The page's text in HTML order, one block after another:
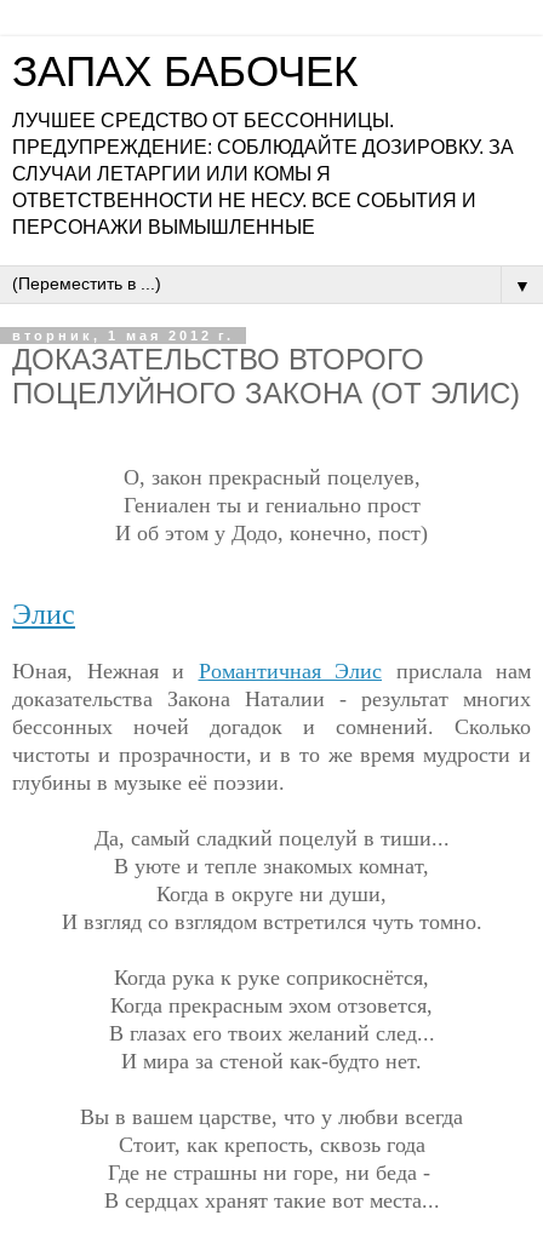
ЗАПАХ БАБОЧЕК
ЛУЧШЕЕ СРЕДСТВО ОТ БЕССОННИЦЫ.
ПРЕДУПРЕЖДЕНИЕ: СОБЛЮДАЙТЕ ДОЗИРОВКУ. ЗА
СЛУЧАИ ЛЕТАРГИИ ИЛИ КОМЫ Я
ОТВЕТСТВЕННОСТИ НЕ НЕСУ. ВСЕ СОБЫТИЯ И
ПЕРСОНАЖИ ВЫМЫШЛЕННЫЕ
▼
вторник, 1 мая 2012 г.
ДОКАЗАТЕЛЬСТВО ВТОРОГО
ПОЦЕЛУЙНОГО ЗАКОНА (ОТ ЭЛИС)
О, закон прекрасный поцелуев,
Гениален ты и гениально прост
И об этом у Додо, конечно, пост)
Элис
Юная, Нежная и Романтичная Элис прислала нам
доказательства Закона Наталии - результат многих
бессонных ночей догадок и сомнений. Сколько
чистоты и прозрачности, и в то же время мудрости и
глубины в музыке её поэзии.
Да, самый сладкий поцелуй в тиши...
В уюте и тепле знакомых комнат,
Когда в округе ни души,
И взгляд со взглядом встретился чуть томно.
Когда рука к руке соприкоснётся,
Когда прекрасным эхом отзовется,
В глазах его твоих желаний след...
И мира за стеной как-будто нет.
Вы в вашем царстве, что у любви всегда
Стоит, как крепость, сквозь года
Где не страшны ни горе, ни беда -
В сердцах хранят такие вот места...